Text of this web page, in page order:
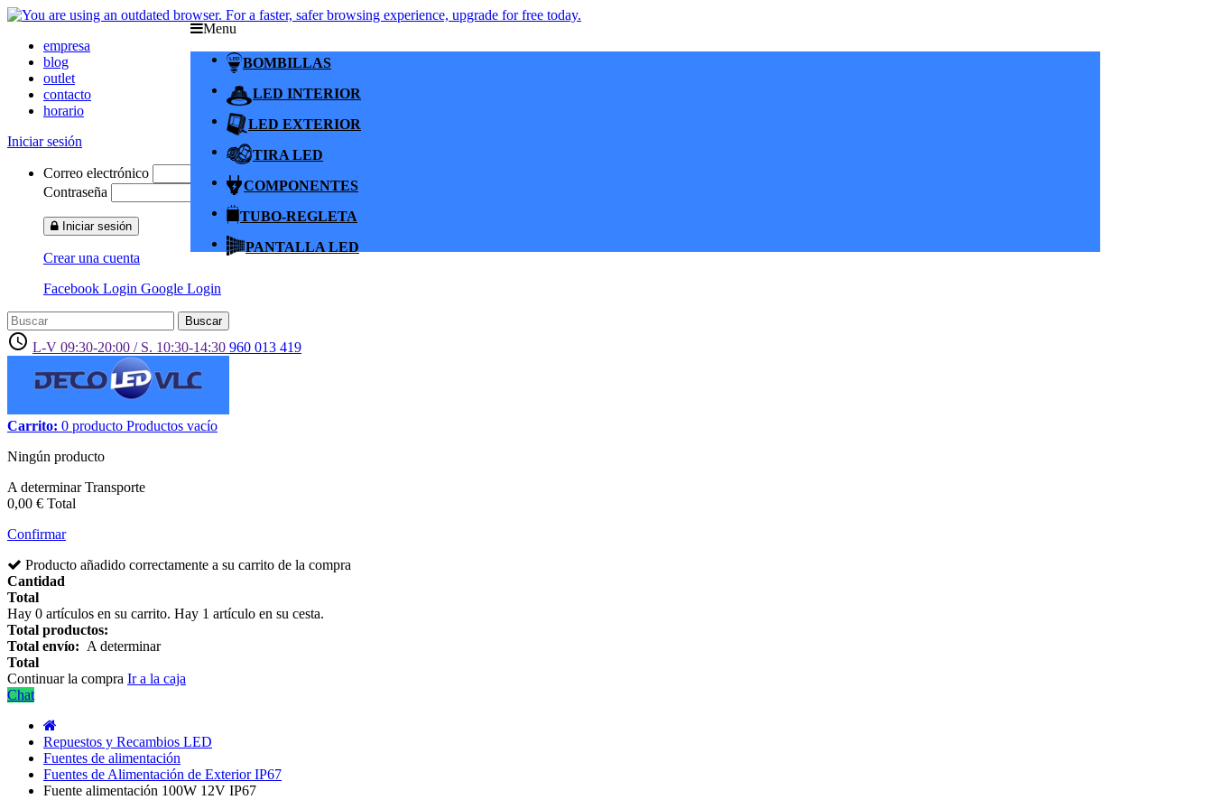
empresa
blog
outlet
contacto
horario
Iniciar sesión
Correo electrónico
Contraseña
Iniciar sesión
Crear una cuenta
Facebook Login Google Login
Buscar
access_time L-V 09:30-20:00 / S. 10:30-14:30 960 013 419
Carrito: 0 producto Productos vacío
Ningún producto
A determinarTransporte
0,00 € Total
Confirmar
Producto añadido correctamente a su carrito de la compra
Cantidad
Total
Hay 0 artículos en su carrito. Hay 1 artículo en su cesta.
Total productos:
Total envío: A determinar
Total
Continuar la compra Ir a la caja
Menu
BOMBILLAS
LED INTERIOR
LED EXTERIOR
TIRA LED
COMPONENTES
TUBO-REGLETA
PANTALLA LED
Chat
Repuestos y Recambios LED
Fuentes de alimentación
Fuentes de Alimentación de Exterior IP67
Fuente alimentación 100W 12V IP67